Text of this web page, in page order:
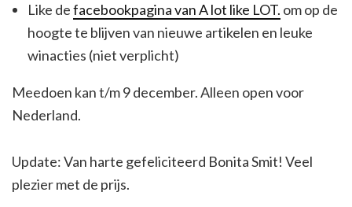
Like defacebookpagina van A lot like LOT. om op de
hoogte te blijven van nieuwe artikelen en leuke
winacties (niet verplicht)
Meedoen kan t/m 9 december. Alleen open voor
Nederland.
Update: Van harte gefeliciteerd Bonita Smit! Veel
plezier met de prijs.